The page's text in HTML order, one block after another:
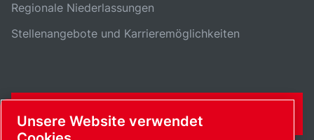
Regionale Niederlassungen
Stellenangebote und Karrieremöglichkeiten
KONTAKTFORMULAR
Unsere Website verwendet